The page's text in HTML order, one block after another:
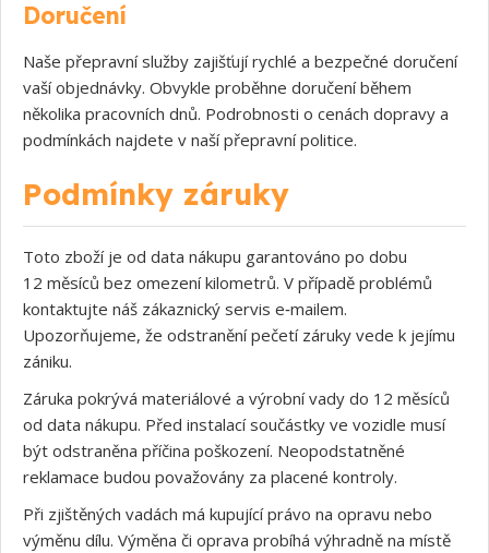
Doručení
Naše přepravní služby zajišťují rychlé a bezpečné doručení
vaší objednávky. Obvykle proběhne doručení během
několika pracovních dnů. Podrobnosti o cenách dopravy a
podmínkách najdete v naší přepravní politice.
Podmínky záruky
Toto zboží je od data nákupu garantováno po dobu
12 měsíců bez omezení kilometrů. V případě problémů
kontaktujte náš zákaznický servis e‑mailem.
Upozorňujeme, že odstranění pečetí záruky vede k jejímu
zániku.
Záruka pokrývá materiálové a výrobní vady do 12 měsíců
od data nákupu. Před instalací součástky ve vozidle musí
být odstraněna příčina poškození. Neopodstatněné
reklamace budou považovány za placené kontroly.
Při zjištěných vadách má kupující právo na opravu nebo
výměnu dílu. Výměna či oprava probíhá výhradně na místě